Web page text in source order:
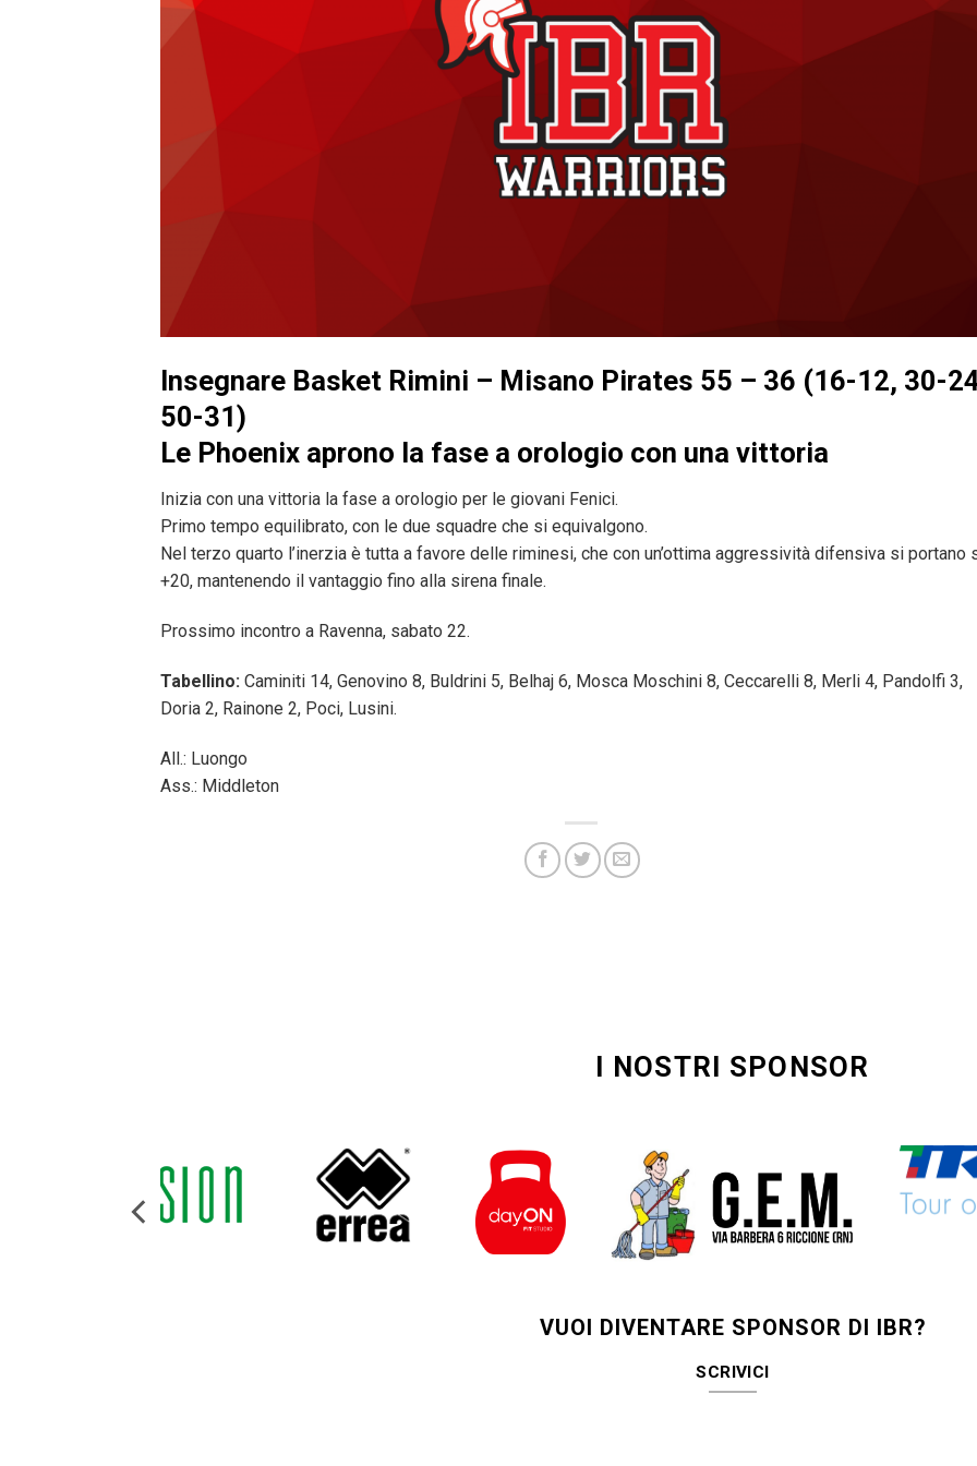
Insegnare Basket Rimini – Misano Pirates 55 – 36 (16-12, 30-
50-31)
Le Phoenix aprono la fase a orologio con una vittoria
Inizia con una vittoria la fase a orologio per le giovani Fenici.
Primo tempo equilibrato, con le due squadre che si equivalgono.
Nel terzo quarto l’inerzia è tutta a favore delle riminesi, che con un’ottima aggressività difensiva si portano
+20, mantenendo il vantaggio fino alla sirena finale.
Prossimo incontro a Ravenna, sabato 22.
Tabellino: Caminiti 14, Genovino 8, Buldrini 5, Belhaj 6, Mosca Moschini 8, Ceccarelli 8, Merli 4, Pandolfi 3,
Doria 2, Rainone 2, Poci, Lusini.
All.: Luongo
Ass.: Middleton
I NOSTRI SPONSOR
VUOI DIVENTARE SPONSOR DI IBR?
SCRIVICI